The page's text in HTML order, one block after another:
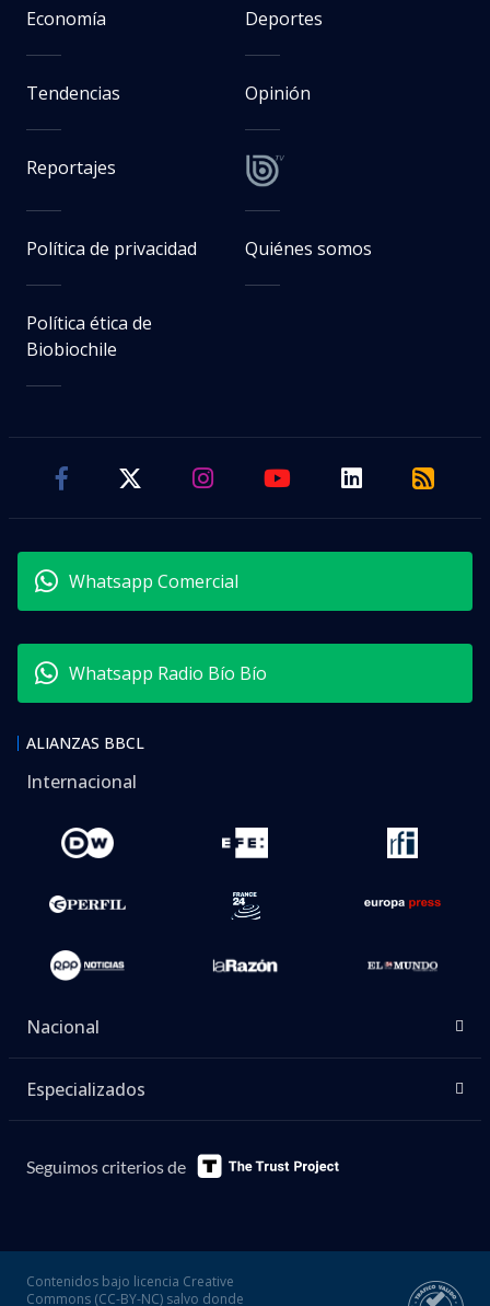
Economía Deportes
Tendencias Opinión
Reportajes
Política de privacidad Quiénes somos
Política ética de
Biobiochile
Whatsapp Comercial
Whatsapp Radio Bío Bío
ALIANZAS BBCL
Internacional
Nacional
Especializados
Seguimos criterios de
Contenidos bajo licencia Creative
Commons (CC-BY-NC) salvo donde